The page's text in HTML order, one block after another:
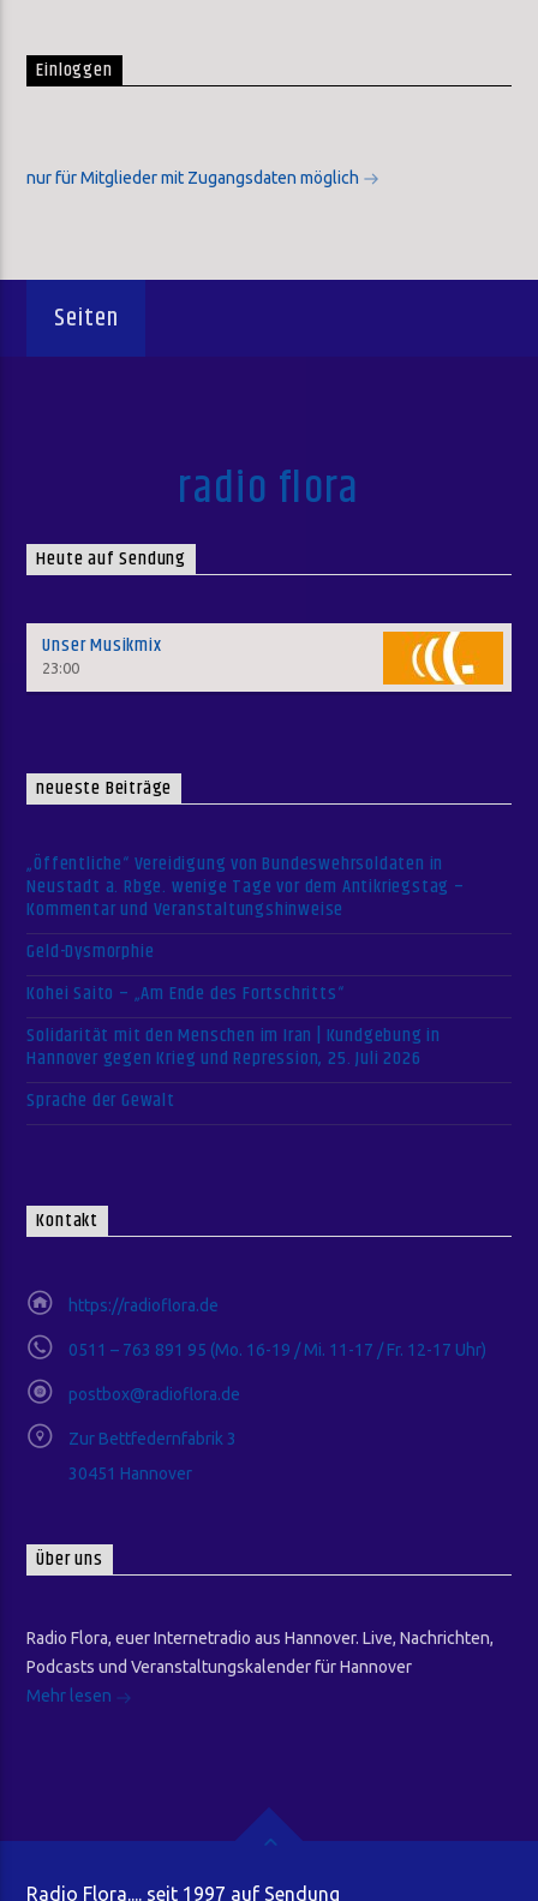
Einloggen
nur für Mitglieder mit Zugangsdaten möglich
Seiten
radio flora
Heute auf Sendung
Unser Musikmix
23:00
neueste Beiträge
„Öffentliche“ Vereidigung von Bundeswehrsoldaten in
Neustadt a. Rbge. wenige Tage vor dem Antikriegstag –
Kommentar und Veranstaltungshinweise
Geld-Dysmorphie
Kohei Saito – „Am Ende des Fortschritts“
Solidarität mit den Menschen im Iran | Kundgebung in
Hannover gegen Krieg und Repression, 25. Juli 2026
Sprache der Gewalt
Kontakt
https://radioflora.de
0511 – 763 891 95 (Mo. 16-19 / Mi. 11-17 / Fr. 12-17 Uhr)
postbox@radioflora.de
Zur Bettfedernfabrik 3
30451 Hannover
Über uns
Radio Flora, euer Internetradio aus Hannover. Live, Nachrichten,
Podcasts und Veranstaltungskalender für Hannover
Mehr lesen
Radio Flora.... seit 1997 auf Sendung